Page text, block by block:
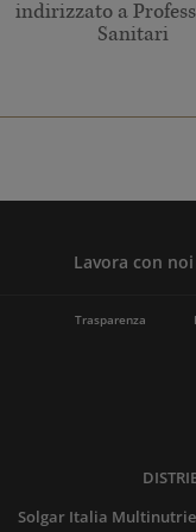
indirizzato a
Sanitari
Lavora con noi
Trasparenza
Solgar Italia